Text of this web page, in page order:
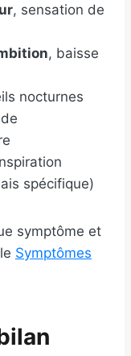
, sensation de
, baisse
nocturnes
spécifique)
symptôme et
Symptômes